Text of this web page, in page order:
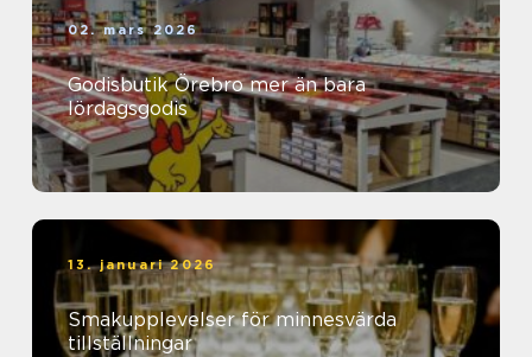
02. mars 2026
Godisbutik Örebro mer än bara
lördagsgodis
13. januari 2026
Smakupplevelser för minnesvärda
tillställningar